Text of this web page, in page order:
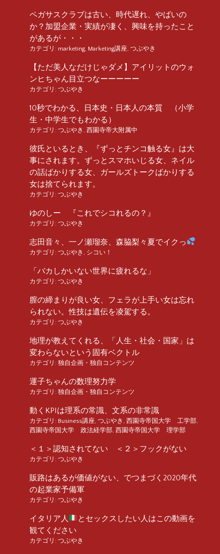
ペガサスクラブは古い、時代遅れ、やばいの
か？加盟企業・実績が凄く、興味を持ったこと
があるが・・・
カテゴリ: marketing Marketing講座 つぶやき
【ただ美人なだけじゃダメ】アイリットのウォ
ンヒちゃん目立つなーーーーー
カテゴリ: つぶやき
10秒でわかる、日本史・日本人の本質 （小学
生・中学生でもわかる）
カテゴリ: つぶやき 西園寺帝大附属中
彼氏といるとき、『ずっとチンコ触る女』は大
事にされます。ずっとスマホいじる女、ネイル
の話ばかりする女、ガールズトークばかりする
女は捨てられます。
カテゴリ: つぶやき
ゆのしー 『これでシコれるの？』
カテゴリ: つぶやき
志田音々、一ノ瀬瑠奈、森脇梨々夏でイクっ
カテゴリ: つぶやき シコい！
「バカしかいない世界に疲れるな」
カテゴリ: つぶやき
膣の締まりが良い女、フェラが上手い女は忘れ
られない。性技は遺伝を凌駕する。
カテゴリ: つぶやき
地理が教えてくれる、「人生・社会・国家」は
変わらないという固有ベクトル
カテゴリ: 独自企画・独自コンテンツ
運子ちゃんの数理努力学
カテゴリ: 独自企画・独自コンテンツ
動くKPIは理系の常識、文系の非常識
カテゴリ: Business講座 つぶやき 西園寺帝国大学 工学部
西園寺帝国大学 政法経学部 西園寺帝国大学 理学部
＜１＞認知されてない ＜２＞フックがない
カテゴリ: つぶやき
販路はあるが価値がない、でつまづく2020年代
の起業家予備軍
カテゴリ: つぶやき
イタリア人
とセックスしたい人はこの動画を
観てください
カテゴリ: つぶやき